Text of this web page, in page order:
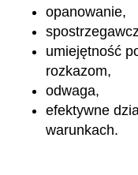
opanowanie,
umiejętność
rozkazom,
odwaga,
efektywne
warunkach.